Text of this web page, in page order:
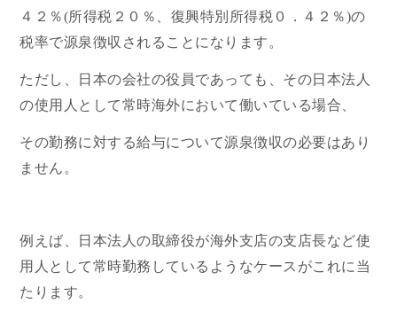
４２％(所得税２０％、復興特別所得税０．４２％)の
税率で源泉徴収されることになります。
ただし、日本の会社の役員であっても、その日本法人
の使用人として常時海外において働いている場合、
その勤務に対する給与について源泉徴収の必要はあり
ません。
例えば、日本法人の取締役が海外支店の支店長など使
用人として常時勤務しているようなケースがこれに当
たります。